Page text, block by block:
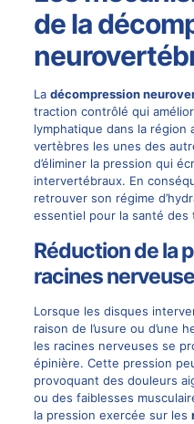
de la
La décompression
traction contrôlé qui
lymphatique dans la région
vertèbres les unes des
d’éliminer la pression qui
intervertébraux. En
retrouver son régime
essentiel pour la santé des
Réduction de la
racines
Lorsque les disques
raison de l’usure ou d’une
les racines nerveuses se
épinière. Cette pression
provoquant des douleurs
ou des faiblesses
la pression exercée sur les